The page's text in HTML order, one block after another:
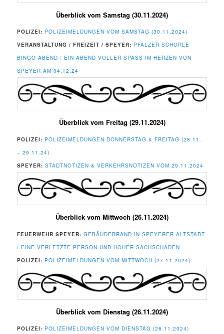
Überblick vom Samstag (30.11.2024)
POLIZEI: POLIZEIMELDUNGEN VOM SAMSTAG (30.11.2024)
VERANSTALTUNG / FREIZEIT / SPEYER: PFÄLZER SCHORLE
BINGO ABEND / EIN ABEND VOLLER SPASS IM HERZEN VON S
PEYER AM 04.12.24
Überblick vom Freitag (29.11.2024)
POLIZEI: POLIZEIMELDUNGEN DONNERSTAG & FREITAG (28.11.
– 29.11.24)
SPEYER: STADTNOTIZEN & VERKEHRSNOTIZEN VOM 29.11.2024
Überblick vom Mittwoch (26.11.2024)
FEUERWEHR SPEYER: GEBÄUDEBRAND IN SPEYERER ALTSTADT
/ EINE VERLETZTE PERSON UND HOHER SACHSCHADEN
POLIZEI: POLIZEIMELDUNGEN VOM MITTWOCH (27.11.2024)
Überblick vom Dienstag (26.11.2024)
POLIZEI: POLIZEIMELDUNGEN VOM DIENSTAG (26.11.2024)